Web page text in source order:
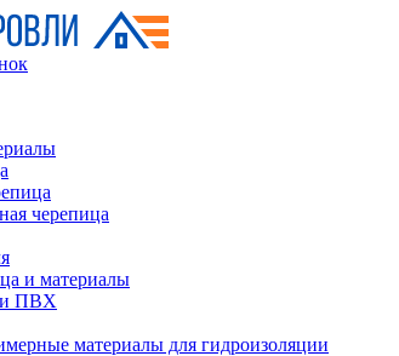
черепица
и материалы
и ПВХ
материалы для гидроизоляции